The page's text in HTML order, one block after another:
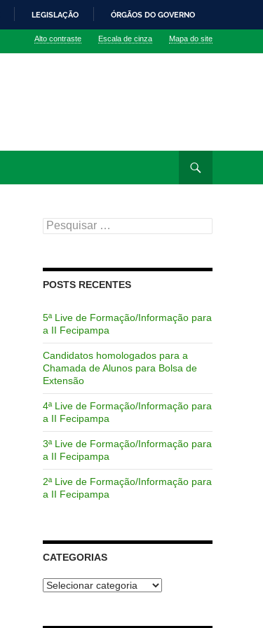
LEGISLAÇÃO ÓRGÃOS DO GOVERNO
Alto contraste Escala de cinza Mapa do site
Pesquisar
por:
POSTS RECENTES
5ª Live de Formação/Informação para
a II Fecipampa
Candidatos homologados para a
Chamada de Alunos para Bolsa de
Extensão
4ª Live de Formação/Informação para
a II Fecipampa
3ª Live de Formação/Informação para
a II Fecipampa
2ª Live de Formação/Informação para
a II Fecipampa
CATEGORIAS
Categorias